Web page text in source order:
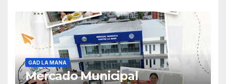
GAD LA MANA
Mercado Municipal